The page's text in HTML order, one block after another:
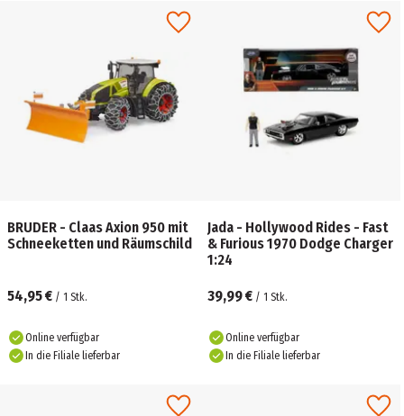
BRUDER - Claas Axion 950 mit
Schneeketten und Räumschild
54,95 € / 1 Stk.
Online verfügbar
In die Filiale lieferbar
Jada - Hollywood Rides - Fast
& Furious 1970 Dodge Charger
1:24
39,99 € / 1 Stk.
Online verfügbar
In die Filiale lieferbar